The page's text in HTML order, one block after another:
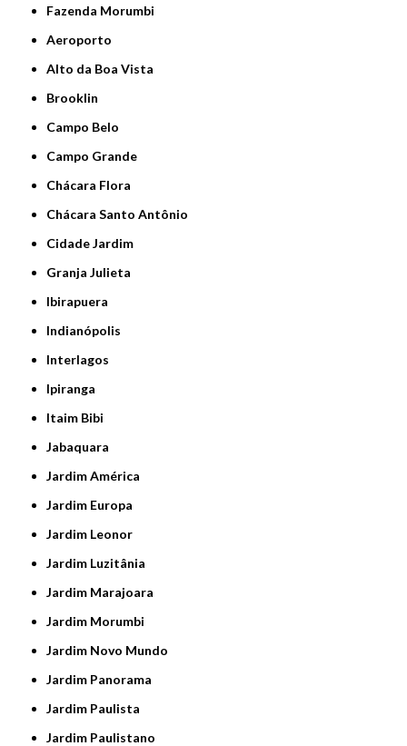
Fazenda Morumbi
Aeroporto
Alto da Boa Vista
Brooklin
Campo Belo
Campo Grande
Chácara Flora
Chácara Santo Antônio
Cidade Jardim
Granja Julieta
Ibirapuera
Indianópolis
Interlagos
Ipiranga
Itaim Bibi
Jabaquara
Jardim América
Jardim Europa
Jardim Leonor
Jardim Luzitânia
Jardim Marajoara
Jardim Morumbi
Jardim Novo Mundo
Jardim Panorama
Jardim Paulista
Jardim Paulistano